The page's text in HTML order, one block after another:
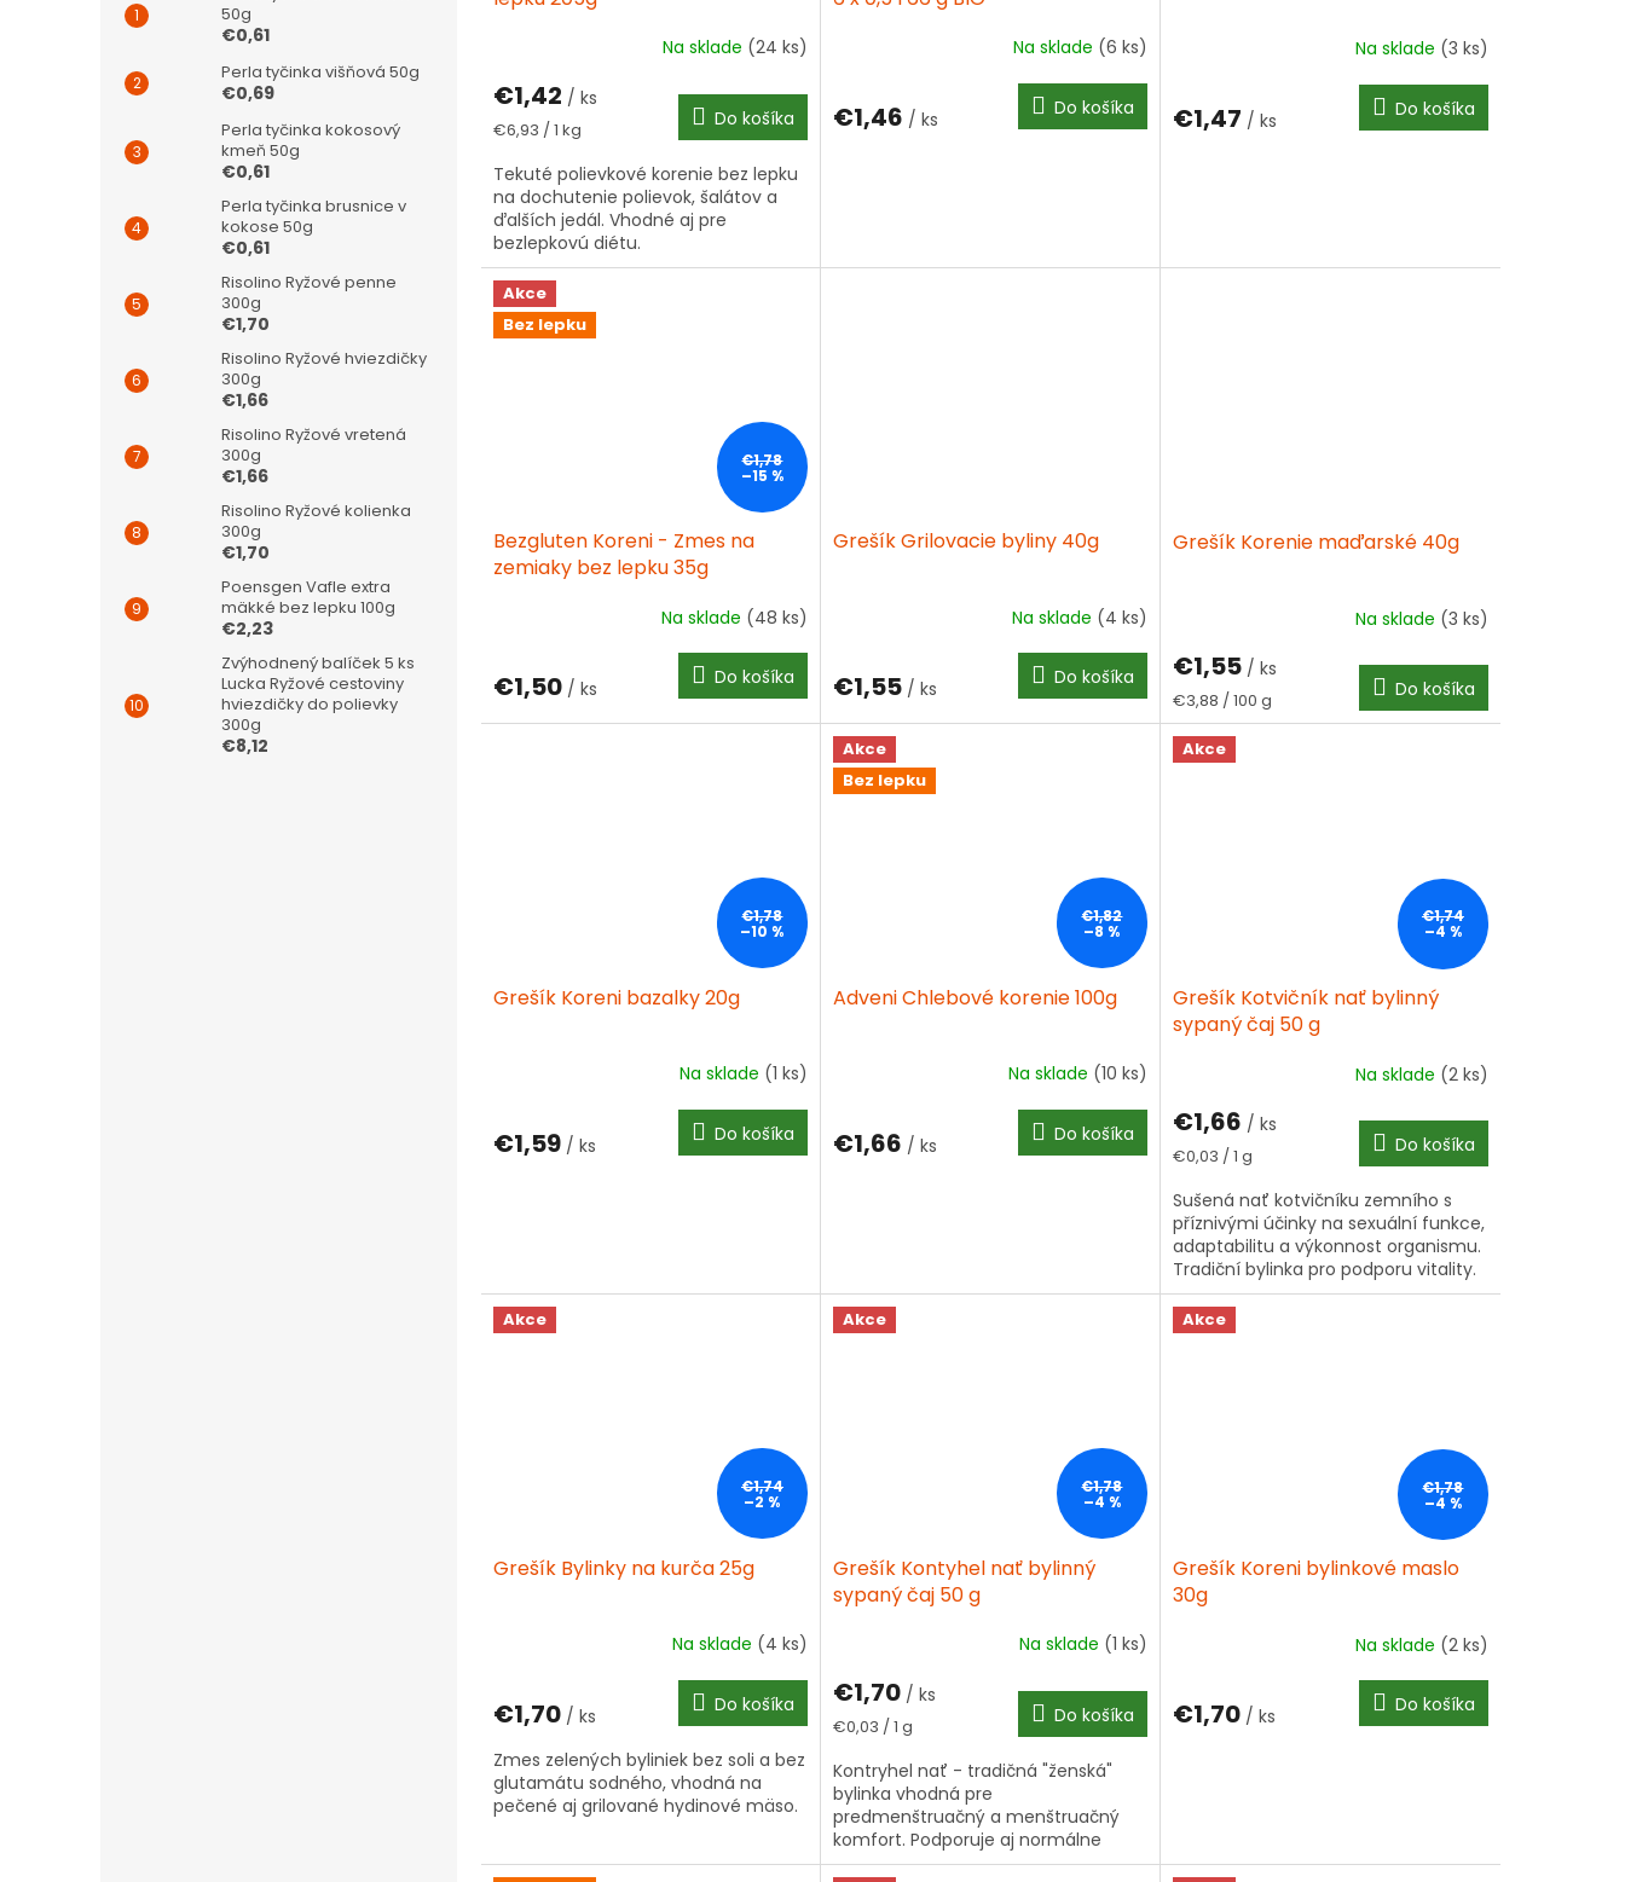
50g
€0,61
Perla tyčinka višňová 50g
€0,69
Perla tyčinka kokosový
kmeň 50g
€0,61
Perla tyčinka brusnice v
kokose 50g
€0,61
Risolino Ryžové penne
300g
€1,70
Risolino Ryžové hviezdičky
300g
€1,66
Risolino Ryžové vretená
300g
€1,66
Risolino Ryžové kolienka
300g
€1,70
Poensgen Vafle extra
mäkké bez lepku 100g
€2,23
Zvýhodnený balíček 5 ks
Lucka Ryžové cestoviny
hviezdičky do polievky
300g
€8,12
Na sklade (24 ks)
€1,42 / ks
Jednotková
€6,93 / 1 kg Do košíka
Tekuté polievkové korenie bez lepku
na dochutenie polievok, šalátov a
ďalších jedál. Vhodné aj pre
bezlepkovú diétu.
Na sklade (6 ks)
€1,46 / ks Do košíka
Na sklade (3 ks)
€1,47 / ks Do košíka
Akce
Bez lepku
€1,78
–15 %
Bezgluten Koreni - Zmes na
zemiaky bez lepku 35g
Na sklade (48 ks)
€1,50 / ks Do košíka
Grešík Grilovacie byliny 40g
Na sklade (4 ks)
€1,55 / ks Do košíka
Grešík Korenie maďarské 40g
Na sklade (3 ks)
€1,55 / ks
Jednotková
cena:
€3,88 / 100 g Do košíka
€1,78
–10 %
Grešík Koreni bazalky 20g
Na sklade (1 ks)
€1,59 / ks Do košíka
Akce
Bez lepku
€1,82
–8 %
Adveni Chlebové korenie 100g
Na sklade (10 ks)
€1,66 / ks Do košíka
Akce
€1,74
–4 %
Grešík Kotvičník nať bylinný
sypaný čaj 50 g
Na sklade (2 ks)
€1,66 / ks
Jednotková
€0,03 / 1 g Do košíka
Sušená nať kotvičníku zemního s
příznivými účinky na sexuální funkce,
adaptabilitu a výkonnost organismu.
Tradiční bylinka pro podporu vitality.
Akce
€1,74
–2 %
Grešík Bylinky na kurča 25g
Na sklade (4 ks)
€1,70 / ks Do košíka
Zmes zelených byliniek bez soli a bez
glutamátu sodného, vhodná na
pečené aj grilované hydinové mäso.
Akce
€1,78
–4 %
Grešík Kontyhel nať bylinný
sypaný čaj 50 g
Na sklade (1 ks)
€1,70 / ks
Jednotková
€0,03 / 1 g Do košíka
Kontryhel nať - tradičná "ženská"
bylinka vhodná pre
predmenštruačný a menštruačný
komfort. Podporuje aj normálne
trávenie. Kvalitná sušená nať na
Akce
€1,78
–4 %
Grešík Koreni bylinkové maslo
30g
Na sklade (2 ks)
€1,70 / ks Do košíka
Letný výpredajje v plnom prúde! Vybrané
až o 15 % lacnejšie
týždeň.🧡